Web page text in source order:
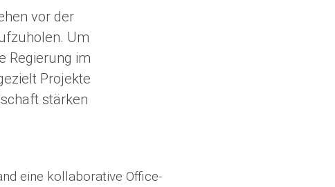
vor der
Um
Regierung im
Projekte
stärken
eine kollaborative Office-